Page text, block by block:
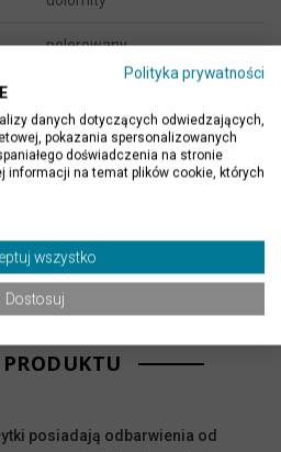
polerowany
podłoga, posadzka, ściana,
schody, sauna
Klink International
posiadają odbarwienia od
Polityka prywatności
danych dotyczących odwiedzających,
pokazania spersonalizowanych
doświadczenia na stronie
informacji na temat plików cookie, których
wszystko
Dostosuj